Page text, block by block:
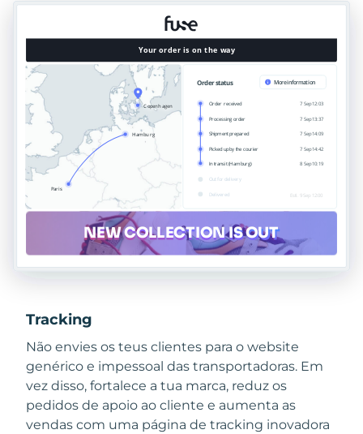
Tracking
Não envies os teus clientes para o website
genérico e impessoal das transportadoras. Em
vez disso, fortalece a tua marca, reduz os
pedidos de apoio ao cliente e aumenta as
vendas com uma página de tracking inovadora